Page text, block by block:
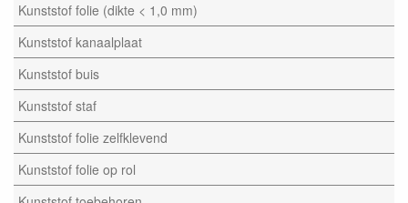
Kunststof folie (dikte < 1,0 mm)
Kunststof kanaalplaat
Kunststof buis
Kunststof staf
Kunststof folie zelfklevend
Kunststof folie op rol